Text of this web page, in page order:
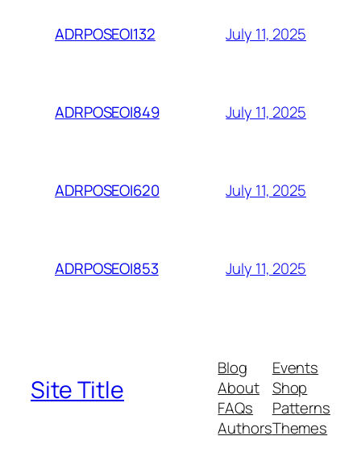
ADRPOSEOI132 July 11, 2025
ADRPOSEOI849 July 11, 2025
ADRPOSEOI620 July 11, 2025
ADRPOSEOI853 July 11, 2025
Site Title
Blog
About
FAQs
Authors
Events
Shop
Patterns
Themes